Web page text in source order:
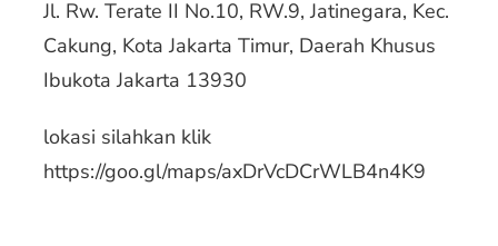
Jl. Rw. Terate II No.10, RW.9, Jatinegara, Kec.
Cakung, Kota Jakarta Timur, Daerah Khusus
Ibukota Jakarta 13930
lokasi silahkan klik
https://goo.gl/maps/axDrVcDCrWLB4n4K9